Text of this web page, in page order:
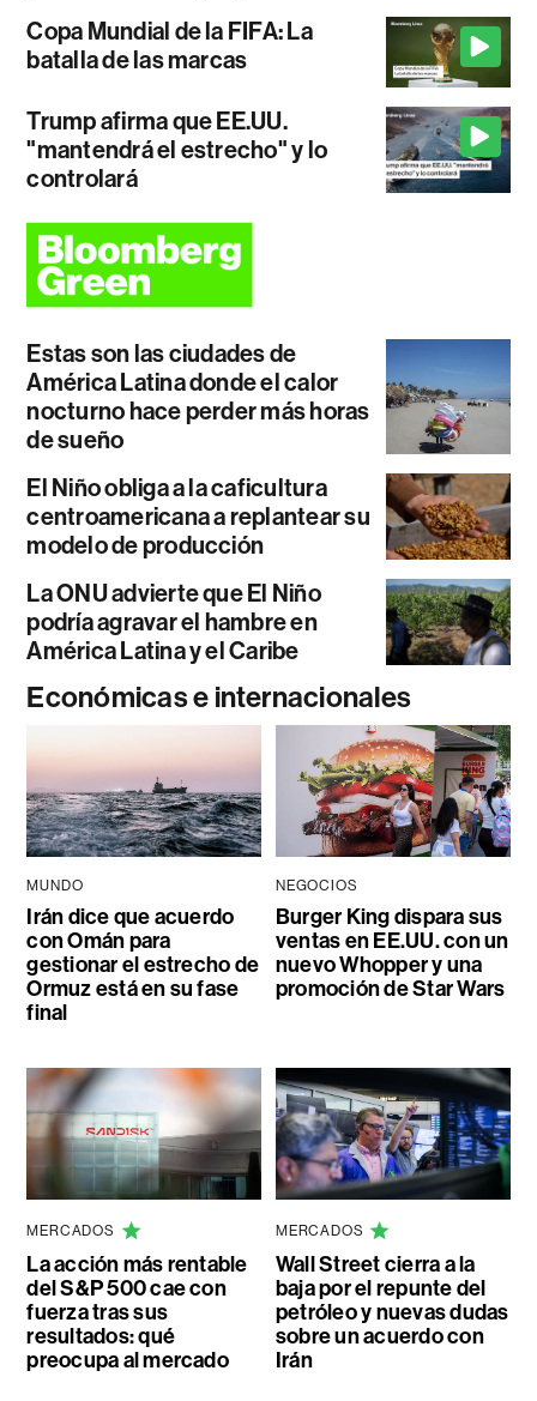
Copa Mundial de la FIFA: La
batalla de las marcas
Trump afirma que EE.UU.
"mantendrá el estrecho" y lo
controlará
Estas son las ciudades de
América Latina donde el calor
nocturno hace perder más horas
de sueño
El Niño obliga a la caficultura
centroamericana a replantear su
modelo de producción
La ONU advierte que El Niño
podría agravar el hambre en
América Latina y el Caribe
Económicas e internacionales
MUNDO
Irán dice que acuerdo
con Omán para
gestionar el estrecho de
Ormuz está en su fase
final
NEGOCIOS
Burger King dispara sus
ventas en EE.UU. con un
nuevo Whopper y una
promoción de Star Wars
MERCADOS
La acción más rentable
del S&P 500 cae con
fuerza tras sus
resultados: qué
preocupa al mercado
MERCADOS
Wall Street cierra a la
baja por el repunte del
petróleo y nuevas dudas
sobre un acuerdo con
Irán